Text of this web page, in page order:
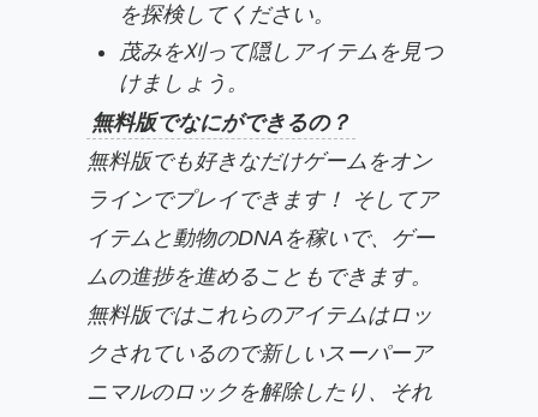
を探検してください。
茂みを刈って隠しアイテムを見つ
けましょう。
無料版でなにができるの？
無料版でも好きなだけゲームをオン
ラインでプレイできます！ そしてア
イテムと動物のDNAを稼いで、ゲー
ムの進捗を進めることもできます。
無料版ではこれらのアイテムはロッ
クされているので新しいスーパーア
ニマルのロックを解除したり、それ